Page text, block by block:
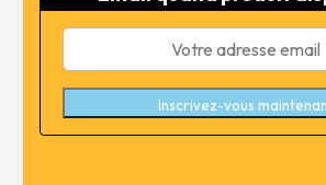
Inscrivez-vous